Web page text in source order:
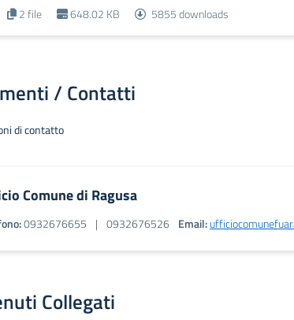
2 file 648.02 KB 5855 downloads
/ Contatti
di contatto
Comune di Ragusa
0932676655 | 0932676526 Email:
Collegati